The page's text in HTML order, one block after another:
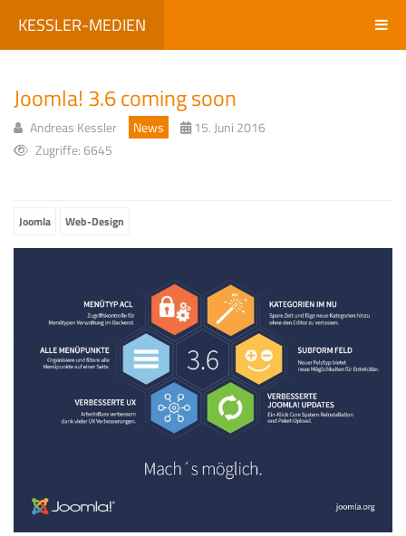
KESSLER-MEDIEN
Joomla! 3.6 coming soon
Andreas Kessler News
15. Juni 2016
Zugriffe: 6645
Joomla Web-Design